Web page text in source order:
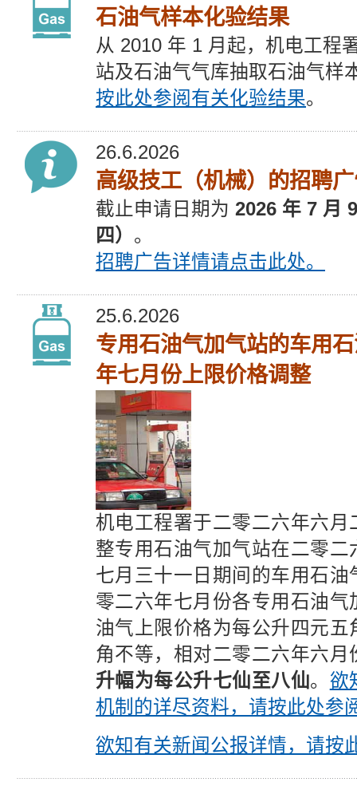
石油气样本化验结果
从 2010 年 1 月起，机电工程
站及石油气气库抽取石油气样
按此处参阅有关化验结果。
26.6.2026
高级技工（机械）的招聘
截止申请 日期为 2026 年 7 月
四） 。
招聘广告详情请点击此处。
25.6.2026
专用石油气加气站的车用
年七月份上限价格调整
机电工程署于二零二六年六月
整专用石油气加气站在二零二
七月三十一日期间的车用石油
零二六年七月份各专用石油气
油气上限价格为每公升四元五
角不等，相对二零二六年六月
升幅为每公升七仙至八仙。 欲
机制的详尽资料，请按此处参
欲知有关新闻公报详情，请按